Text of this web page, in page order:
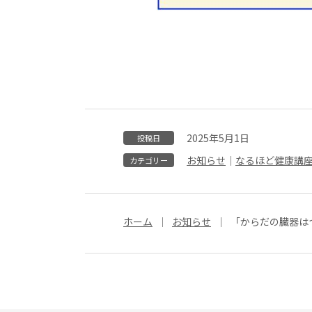
投稿日 2025年5月1日
カテゴリー お知らせ ｜ なるほど健康講
ホーム お知らせ 「からだの臓器